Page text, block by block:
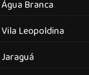
Água Branca
Vila Leopoldina
Jaraguá